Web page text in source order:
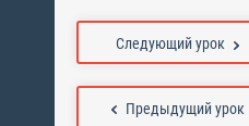
Предыдущий урок
Следующий урок